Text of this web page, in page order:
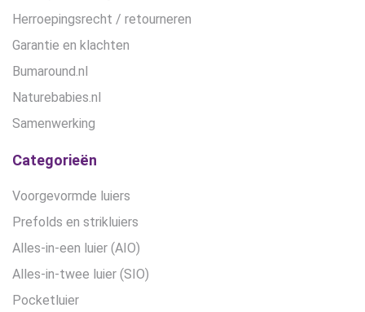
Herroepingsrecht / retourneren
Garantie en klachten
Bumaround.nl
Naturebabies.nl
Samenwerking
Categorieën
Voorgevormde luiers
Prefolds en strikluiers
Alles-in-een luier (AIO)
Alles-in-twee luier (SIO)
Pocketluier